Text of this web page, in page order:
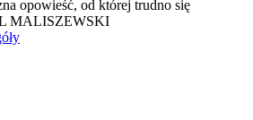
opowieść, od której trudno się
MALISZEWSKI